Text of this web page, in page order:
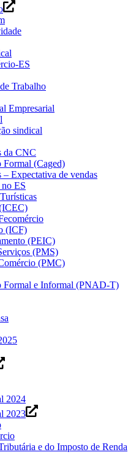
ES
Trabalho
Empresarial
sindical
da CNC
Formal (Caged)
– Expectativa de vendas
ES
(ICF)
(PEIC)
(PMS)
(PMC)
Formal e Informal (PNAD-T)
2024
2023
e do Imposto de Renda